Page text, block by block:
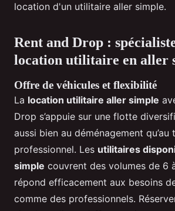
location d'un utilitaire aller simple.
Rent and Drop :
location utilitaire en aller
Offre de véhicules et flexibilité
La location utilitaire aller simple
Drop s’appuie sur une flotte
aussi bien au déménagement qu’au
professionnel. Les utilitaires
simple couvrent des volumes de 6
répond efficacement aux besoins
comme des professionnels.